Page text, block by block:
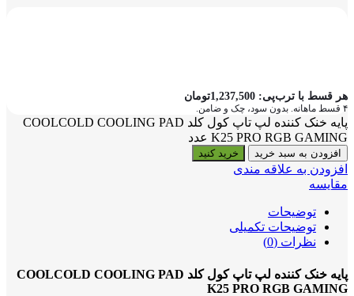
هر قسط با ترب‌پی: 1,237,500تومان
۴ قسط ماهانه. بدون سود، چک و ضامن.
پایه خنک کننده لپ تاپ کول کلد COOLCOLD COOLING PAD
K25 PRO RGB GAMING عدد
افزودن به سبد خرید خرید کنید
افزودن به علاقه مندی
مقایسه
توضیحات
توضیحات تکمیلی
نظرات (0)
پایه خنک کننده لپ تاپ کول کلد COOLCOLD COOLING PAD
K25 PRO RGB GAMING